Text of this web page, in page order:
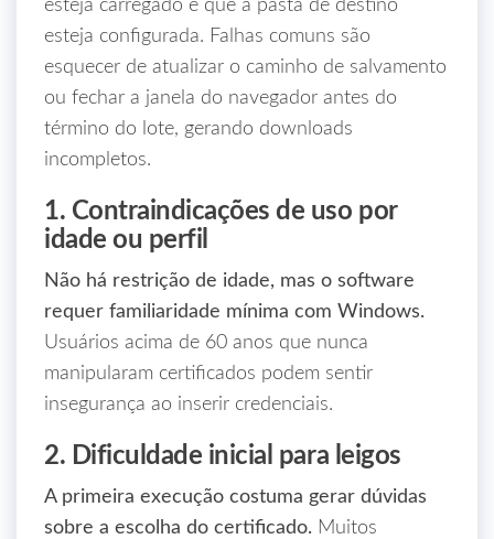
esteja carregado e que a pasta de destino
esteja configurada. Falhas comuns são
esquecer de atualizar o caminho de salvamento
ou fechar a janela do navegador antes do
término do lote, gerando downloads
incompletos.
1. Contraindicações de uso por
idade ou perfil
Não há restrição de idade, mas o software
requer familiaridade mínima com Windows.
Usuários acima de 60 anos que nunca
manipularam certificados podem sentir
insegurança ao inserir credenciais.
2. Dificuldade inicial para leigos
A primeira execução costuma gerar dúvidas
sobre a escolha do certificado. Muitos